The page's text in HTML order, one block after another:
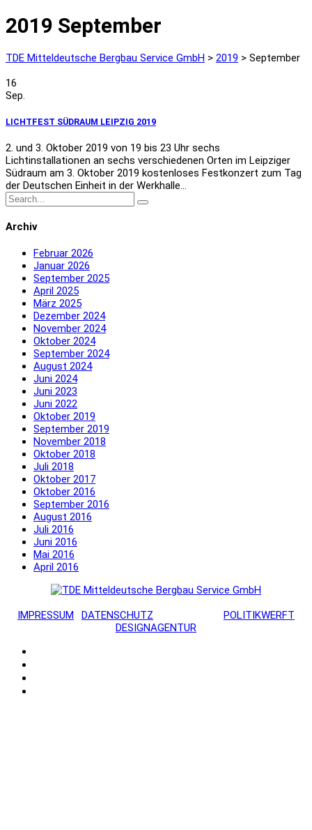
2019 September
TDE Mitteldeutsche Bergbau Service GmbH > 2019 > September
16
Sep.
LICHTFEST SÜDRAUM LEIPZIG 2019
2. und 3. Oktober 2019 von 19 bis 23 Uhr sechs
Lichtinstallationen an sechs verschiedenen Orten im Leipziger
Südraum am 3. Oktober 2019 kostenloses Festkonzert zum Tag
der Deutschen Einheit in der Werkhalle...
Archiv
Februar 2026
Januar 2026
September 2025
April 2025
März 2025
Dezember 2024
November 2024
Oktober 2024
September 2024
August 2024
Juni 2024
Juni 2023
Juni 2022
Oktober 2019
September 2019
November 2018
Oktober 2018
Juli 2018
Oktober 2017
Oktober 2016
September 2016
August 2016
Juli 2016
Juni 2016
Mai 2016
April 2016
IMPRESSUM
DATENSCHUTZ
POLITIKWERFT
DESIGNAGENTUR